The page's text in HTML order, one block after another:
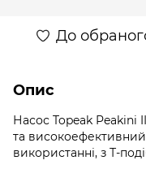
До
Опис
Насос Topeak Peakini
та
використанні, з Т-